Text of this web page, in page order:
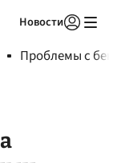
Новости
Проблемы с